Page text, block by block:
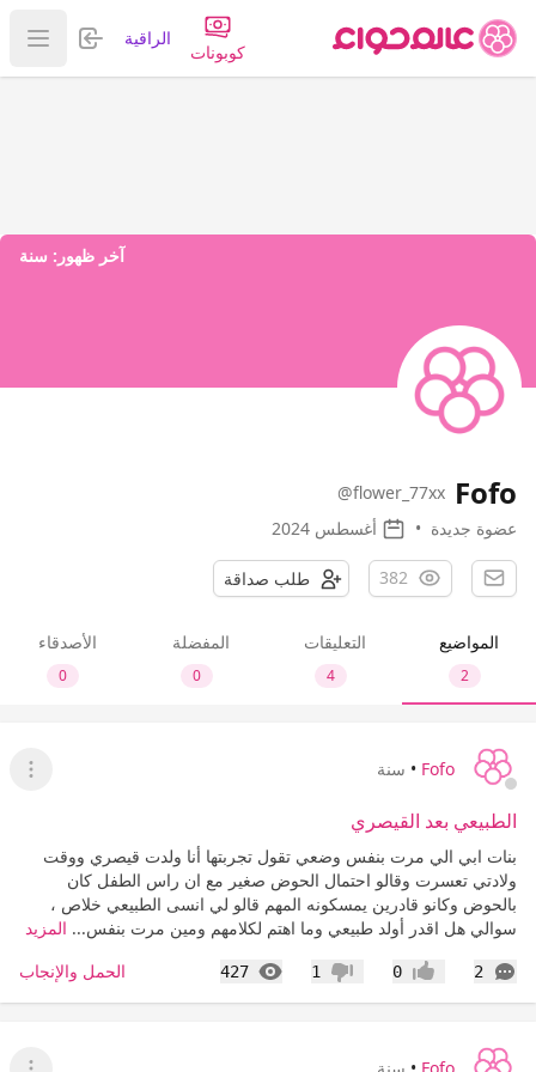
كوبونات
الراقية تسجيل
عرض
آخر ظهور: سنة
Fofo
@flower_77xx
عضوة جديدة • أغسطس 2024
382 طلب صداقة
المواضيع
2
التعليقات
4
المفضلة
0
الأصدقاء
0
Fofo
• سنة
عرض
الطبيعي بعد القيصري
بنات ابي الي مرت بنفس وضعي تقول تجربتها أنا ولدت قيصري ووقت
ولادتي تعسرت وقالو احتمال الحوض صغير مع ان راس الطفل كان
بالحوض وكانو قادرين يمسكونه المهم قالو لي انسى الطبيعي خلاص ،
سوالي هل اقدر أولد طبيعي وما اهتم لكلامهم ومين مرت بنفس... المزيد
2
التعليقات إعجاب0 عدم إعجاب
1
427
المشاهدات الحمل والإنجاب